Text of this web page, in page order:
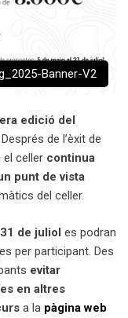
Banner-V2
edició del
Després de l’èxit de
el celler continua
punt de vista
del celler.
de juliol es podran
per participant. Des
evitar
en altres
a la pàgina web